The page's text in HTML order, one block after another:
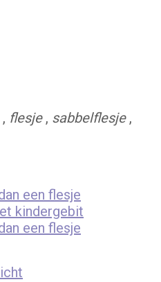
, flesje, sabbelflesje,
een flesje
kindergebit
een flesje